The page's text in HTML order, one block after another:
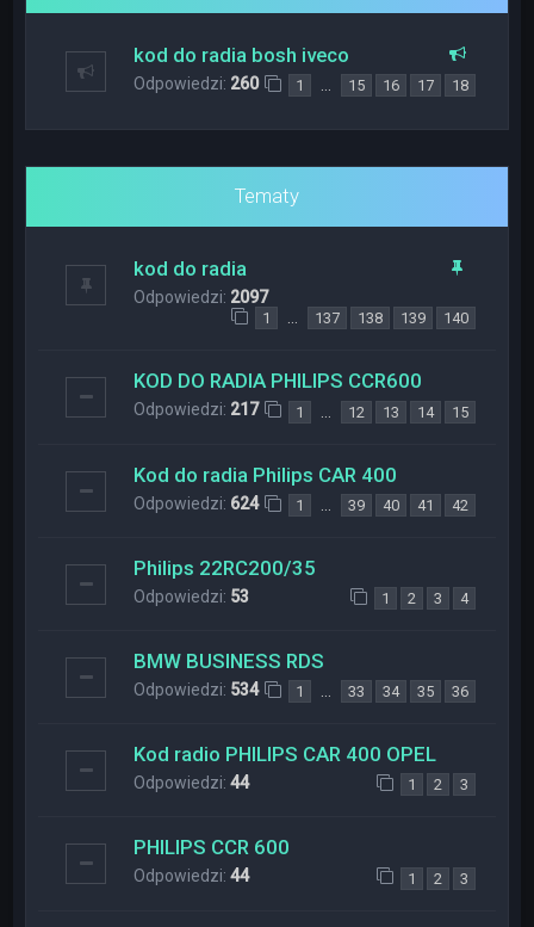
kod do radia bosh iveco
Odpowiedzi: 260 1 … 15 16 17 18
Tematy
kod do radia
Odpowiedzi: 2097
1 … 137 138 139 140
KOD DO RADIA PHILIPS CCR600
Odpowiedzi: 217 1 12 13 14 15
Kod do radia Philips CAR 400
Odpowiedzi: 624 1 39 40 41 42
Philips 22RC200/35
Odpowiedzi: 53 1 2 3 4
BMW BUSINESS RDS
Odpowiedzi: 534 1 … 33 34 35 36
Kod radio PHILIPS CAR 400 OPEL
Odpowiedzi:44 1 2 3
PHILIPS CCR 600
Odpowiedzi:44 1 2 3